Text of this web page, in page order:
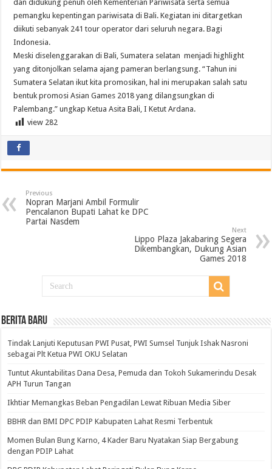
dan didukung penuh oleh Kementerian Pariwisata serta semua
pemangku kepentingan pariwisata di Bali. Kegiatan ini ditargetkan
diikuti sebanyak 241 tour operator dari seluruh negara. Bagi
Indonesia.
Meski diselenggarakan di Bali, Sumatera selatan menjadi highlight
yang ditonjolkan selama ajang pameran berlangsung. “Tahun ini
Sumatera Selatan ikut kita promosikan, hal ini merupakan salah satu
bentuk promosi Asian Games 2018 yang dilangsungkan di
Palembang.” ungkap Ketua Asita Bali, I Ketut Ardana.
view 282
Previous
Nopran Marjani Ambil Formulir
Pencalanon Bupati Lahat ke DPC
Partai Nasdem
Next
Lippo Plaza Jakabaring Segera
Dikembangkan, Dukung Asian
Games 2018
BERITA BARU
Tindak Lanjuti Keputusan PWI Pusat, PWI Sumsel Tunjuk Ishak Nasroni
sebagai Plt Ketua PWI OKU Selatan
Tuntut Akuntabilitas Dana Desa, Pemuda dan Tokoh Sukamerindu Desak
APH Turun Tangan
Ikhtiar Memangkas Beban Pengadilan Lewat Ribuan Media Siber
BBHR dan BMI DPC PDIP Kabupaten Lahat Resmi Terbentuk
Momen Bulan Bung Karno, 4 Kader Baru Nyatakan Siap Bergabung
dengan PDIP Lahat